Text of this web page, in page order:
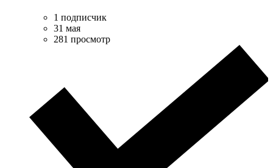
1 подписчик
31 мая
281 просмотр